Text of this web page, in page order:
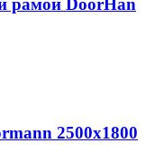
рамой DoorHan
2500х1800